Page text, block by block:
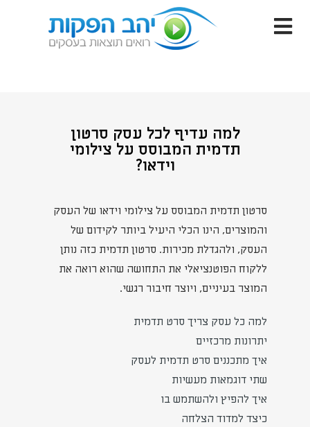
למה עדיף לכל עסק סרטון
תדמית המבוסס על צילומי
וידאו?
סרטון תדמית המבוסס על צילומי וידאו של העסק
והמוצרים, הינו הכלי היעיל ביותר לקידום של
העסק, ולהגדלת מכירות. סרטון תדמית כזה נותן
ללקוח הפוטנציאלי את התחושה שהוא רואה את
המוצר בעיניים, ויוצר חיבור רגשי.
למה כל עסק צריך סרט תדמית
יתרונות מרכזיים
איך מתכננים סרט תדמית לעסק
שתי דוגמאות מעשיות
איך להפיץ ולהשתמש בו
כיצד למדוד הצלחה